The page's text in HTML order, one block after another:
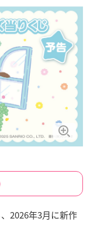
2026年3月に新作